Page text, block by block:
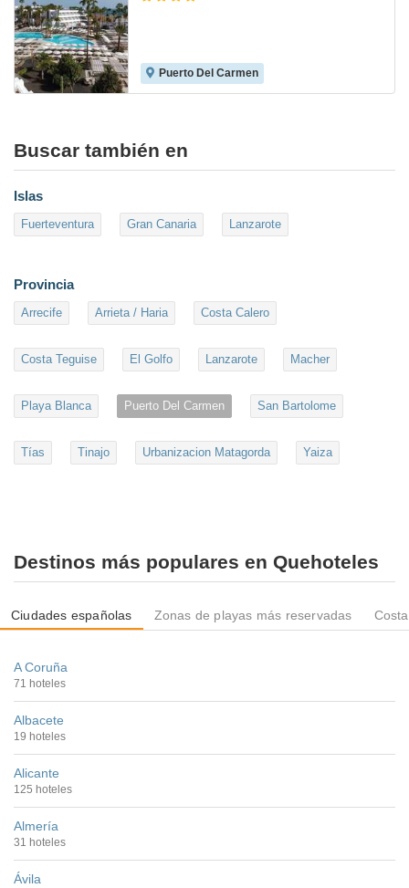
Puerto Del Carmen
Buscar también en
Islas
Fuerteventura Gran Canaria Lanzarote
Provincia
Arrecife Arrieta / Haria Costa Calero
Costa Teguise El Golfo Lanzarote Macher
Playa Blanca Puerto Del Carmen San Bartolome
Tías Tinajo Urbanizacion Matagorda Yaiza
Destinos más populares en Quehoteles
Ciudades españolas Zonas de playas más reservadas
A Coruña
71 hoteles
Albacete
19 hoteles
Alicante
125 hoteles
Almería
31 hoteles
Ávila